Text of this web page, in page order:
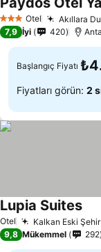
3 YıldızOtel Akıllara
7,9 İyi 420
Başlangıç Fiyatı
Fiyatları görün: 2
Otel Kalkan Eski
Lupia Suites
9,8 Mükemmel 292